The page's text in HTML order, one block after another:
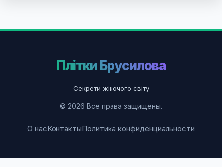
Плітки Брусилова
Секрети жіночого світу
© 2026 Все права защищены.
О насКонтактыПолитика конфиденциальности